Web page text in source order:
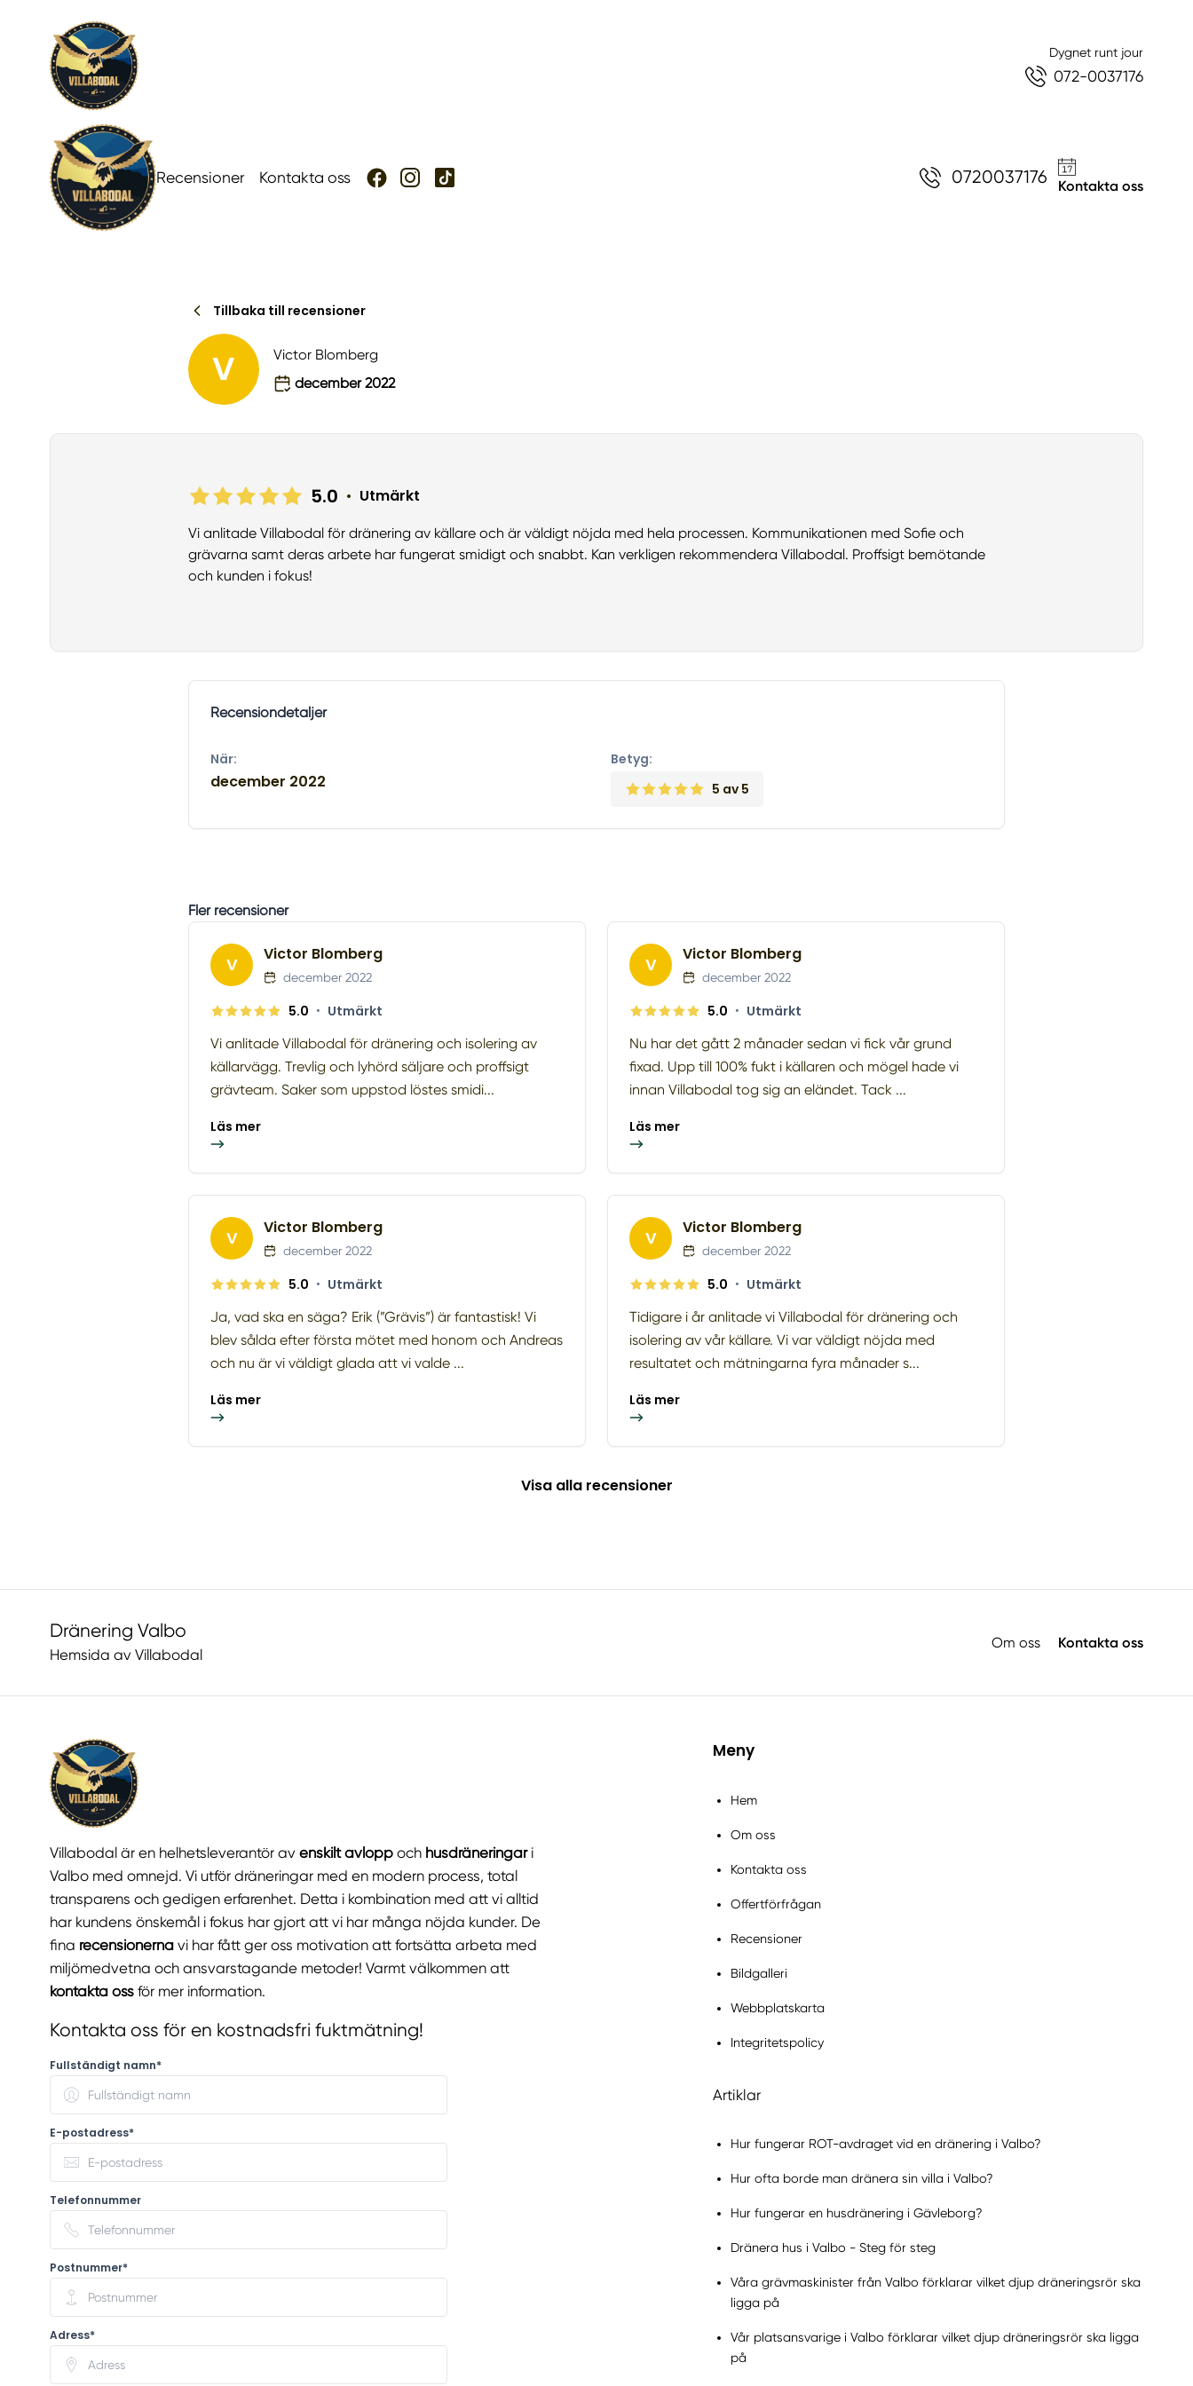
Dygnet runt jour
072-0037176
Recensioner Kontakta oss 0720037176 Kontakta oss
Tillbaka till recensioner
V
Victor Blomberg
december 2022
5.0 • Utmärkt
Vi anlitade Villabodal för dränering av källare och är väldigt nöjda med hela processen. Kommunikationen med Sofie och
grävarna samt deras arbete har fungerat smidigt och snabbt. Kan verkligen rekommendera Villabodal. Proffsigt bemötande
och kunden i fokus!
Recensiondetaljer
När:
december 2022
Betyg:
5 av 5
Fler recensioner
V Victor Blomberg
december 2022
5.0 • Utmärkt
Vi anlitade Villabodal för dränering och isolering av
källarvägg. Trevlig och lyhörd säljare och proffsigt
grävteam. Saker som uppstod löstes smidi...
Läs mer
V Victor Blomberg
december 2022
5.0 • Utmärkt
Nu har det gått 2 månader sedan vi fick vår grund
fixad. Upp till 100% fukt i källaren och mögel hade vi
innan Villabodal tog sig an eländet. Tack ...
Läs mer
V Victor Blomberg
december 2022
5.0 • Utmärkt
Ja, vad ska en säga? Erik (”Grävis”) är fantastisk! Vi
blev sålda efter första mötet med honom och Andreas
och nu är vi väldigt glada att vi valde ...
Läs mer
V Victor Blomberg
december 2022
5.0 • Utmärkt
Tidigare i år anlitade vi Villabodal för dränering och
isolering av vår källare. Vi var väldigt nöjda med
resultatet och mätningarna fyra månader s...
Läs mer
Visa alla recensioner
Dränering Valbo
Hemsida av Villabodal
Om oss Kontakta oss
Villabodal är en helhetsleverantör av enskilt avlopp och husdräneringar i
Valbo med omnejd. Vi utför dräneringar med en modern process, total
transparens och gedigen erfarenhet. Detta i kombination med att vi alltid
har kundens önskemål i fokus har gjort att vi har många nöjda kunder. De
fina recensionerna vi har fått ger oss motivation att fortsätta arbeta med
miljömedvetna och ansvarstagande metoder! Varmt välkommen att
kontakta oss för mer information.
Kontakta oss för en kostnadsfri fuktmätning!
Fullständigt namn*
E-postadress*
Telefonnummer
Postnummer*
Adress*
Meny
Hem
Om oss
Kontakta oss
Offertförfrågan
Recensioner
Bildgalleri
Webbplatskarta
Integritetspolicy
Artiklar
Hur fungerar ROT-avdraget vid en dränering i Valbo?
Hur ofta borde man dränera sin villa i Valbo?
Hur fungerar en husdränering i Gävleborg?
Dränera hus i Valbo - Steg för steg
Våra grävmaskinister från Valbo förklarar vilket djup dräneringsrör ska
ligga på
Vår platsansvarige i Valbo förklarar vilket djup dräneringsrör ska ligga
på